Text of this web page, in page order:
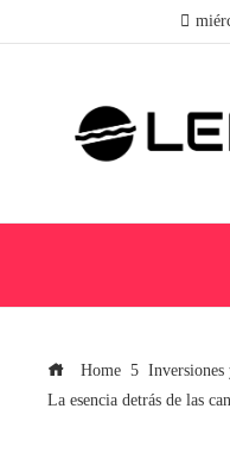
Home
Inversiones
La esencia detrás de las